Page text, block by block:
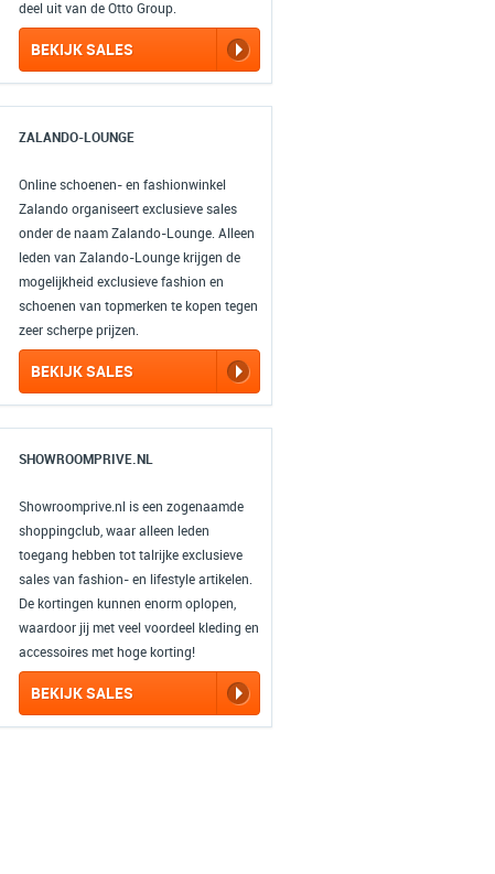
deel uit van de Otto Group.
BEKIJK SALES
ZALANDO-LOUNGE
Online schoenen- en fashionwinkel
Zalando organiseert exclusieve sales
onder de naam Zalando-Lounge. Alleen
leden van Zalando-Lounge krijgen de
mogelijkheid exclusieve fashion en
schoenen van topmerken te kopen tegen
zeer scherpe prijzen.
BEKIJK SALES
SHOWROOMPRIVE.NL
Showroomprive.nl is een zogenaamde
shoppingclub, waar alleen leden
toegang hebben tot talrijke exclusieve
sales van fashion- en lifestyle artikelen.
De kortingen kunnen enorm oplopen,
waardoor jij met veel voordeel kleding en
accessoires met hoge korting!
BEKIJK SALES